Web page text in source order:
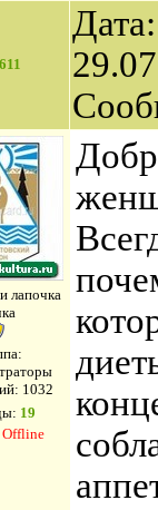
лапочка
1032
19
Offline